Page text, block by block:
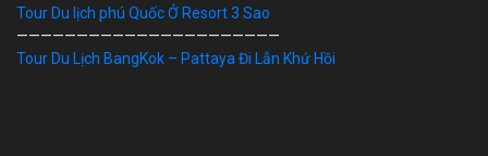
Tour Du lịch phú Quốc Ở Resort 3 Sao
——————————————————————
Tour Du Lịch BangKok – Pattaya Đi Lẫn Khứ Hồi